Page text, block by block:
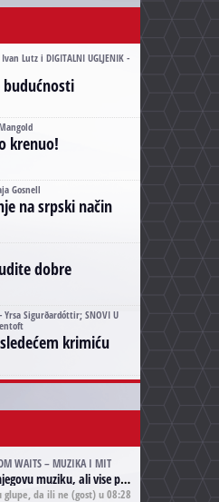
Ivan Lutz i DIGITALNI UGLJENIK -
budućnosti
krenuo!
Gosnell
na srpski način
dobre
- Yrsa Sigurðardóttir; SNOVI U
krimiću
WAITS – MUZIKA I MIT
umjetnicke slike na raznim stranama interneta. Te stoga zakljucujem da je Tom Waits Lady Gaga muzike namrstenih, ma
glupe, da ili ne (gost) u 08:28